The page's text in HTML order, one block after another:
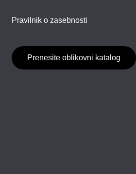
Pravilnik o zasebnosti
Prenesite oblikovni katalog